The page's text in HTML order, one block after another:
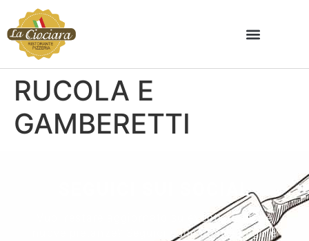
RUCOLA E
GAMBERETTI
SEGUICI SUI SOCIAL
Vuoi restare aggiornato su eventi, ricette e
nuove pietanze? Seguici sulle nostre pagine